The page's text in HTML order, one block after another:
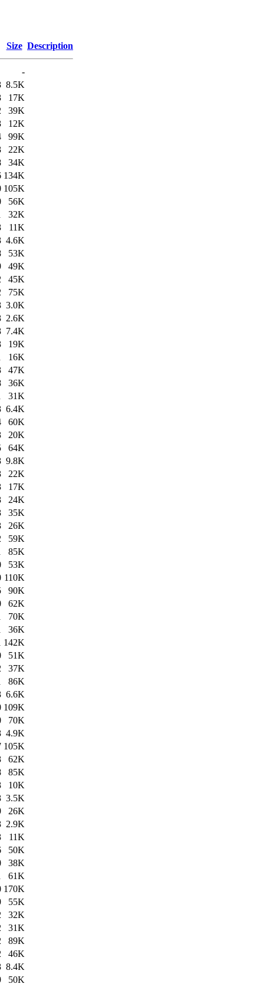
Size Description
-
8.5K
17K
39K
12K
99K
22K
34K
134K
105K
56K
32K
11K
4.6K
53K
49K
45K
75K
3.0K
2.6K
7.4K
19K
16K
47K
36K
31K
6.4K
60K
20K
64K
9.8K
22K
17K
24K
35K
26K
59K
85K
53K
110K
90K
62K
70K
36K
142K
51K
37K
86K
6.6K
109K
70K
4.9K
105K
62K
85K
10K
3.5K
26K
2.9K
11K
50K
38K
61K
170K
55K
32K
31K
89K
46K
8.4K
50K